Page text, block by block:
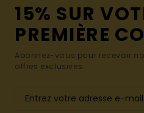
15% SUR
PREMIÈRE
Abonnez-vous pour recevoir
offres exclusives.